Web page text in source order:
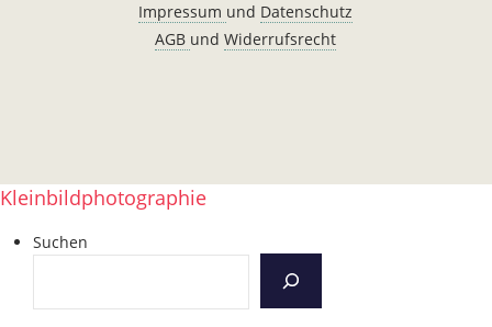
Impressum und Datenschutz
AGB undWiderrufsrecht
Kleinbildphotographie
Suchen